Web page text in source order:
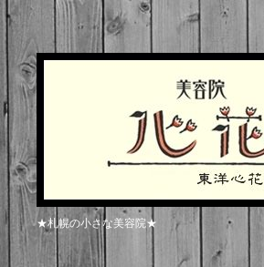
★札幌の小さな美容院★